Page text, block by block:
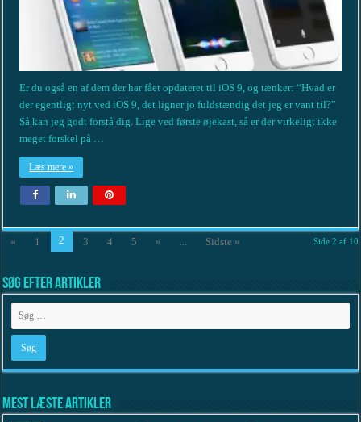
Er du også en af dem der har fået opdateret til iOS 9, og tænker: “Hvad er
der egentligt nyt ved iOS 9, det ligner jo fuldstændig det jeg er vant til?”
Så kan jeg godt forstå dig. Lige ved første øjekast, så er der virkeligt ikke
meget forskel på …
Læs mere »
Side 2 af 10
« 1 2 3 4 5 » Sidste »
Søg efter artikler
Mest læste artikler